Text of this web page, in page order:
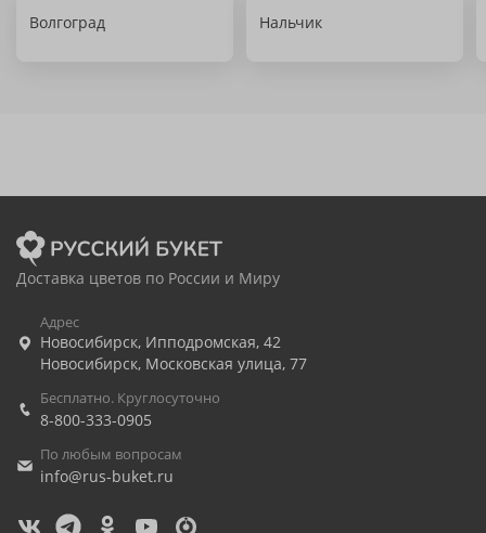
Волгоград Нальчик
Доставка цветов по России и Миру
Адрес
Новосибирск, Ипподромская, 42
Новосибирск, Московская улица, 77
Бесплатно. Круглосуточно
8-800-333-0905
По любым вопросам
info@rus-buket.ru